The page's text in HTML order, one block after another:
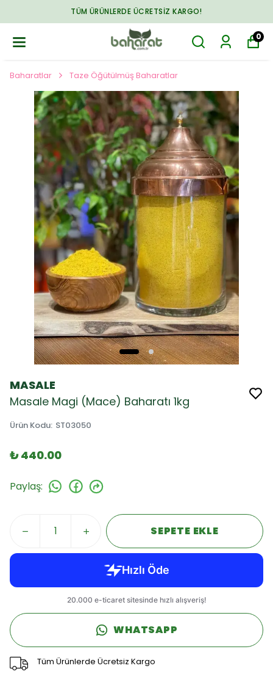
TÜM ÜRÜNLERDE ÜCRETSIZ KARGO!
0
Baharatlar Taze Öğütülmüş Baharatlar
MASALE
Masale Magi (Mace) Baharatı 1kg
Ürün Kodu: ST03050
₺ 440.00
Paylaş:
SEPETE EKLE
WHATSAPP
Tüm Ürünlerde Ücretsiz Kargo